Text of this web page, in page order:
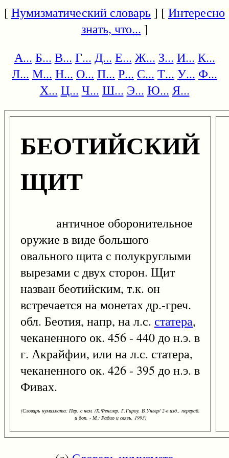
[Нумизматический словарь] [Интересно
знать, что... ]
А... Б... В... Г... Д... Е... Ж... З... И... К...
Л... М... Н... О... П... Р... С... Т... У... Ф...
Х... Ц... Ч... Ш... Э... Ю... Я...
БЕОТИЙСКИЙ
ЩИТ
античное оборонительное
оружие в виде большого
овального щита с полукруглыми
вырезами с двух сторон. Щит
назван беотийским, т.к. он
встречается на монетах др.-греч.
обл. Беотия, напр, на л.с. статера,
чеканенного ок. 456 - 440 до н.э. в
г. Акрайфии, или на л.с. статера,
чеканенного ок. 426 - 395 до н.э. в
Фивах.
(Словарь нумизмата: Пер. с нем. /Х.Фенглер, Г.Гироу, В.Унгер/ 2-е изд., перераб.
и доп. - М.: Радио и связь, 1993)